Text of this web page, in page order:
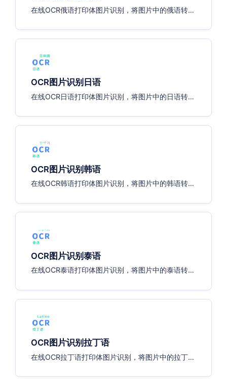
在线OCR俄语打印体图片识别，将图片中的俄语转换
OCR图片识别日语
在线OCR日语打印体图片识别，将图片中的日语转换
OCR图片识别韩语
在线OCR韩语打印体图片识别，将图片中的韩语转换
OCR图片识别泰语
在线OCR泰语打印体图片识别，将图片中的泰语转换
OCR图片识别拉丁语
在线OCR拉丁语打印体图片识别，将图片中的拉丁语